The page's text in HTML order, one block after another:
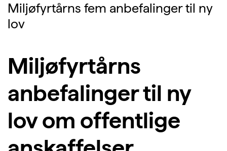
Miljøfyrtårns fem anbefalinger til ny
lov
Miljøfyrtårns
anbefalinger til ny
lov om offentlige